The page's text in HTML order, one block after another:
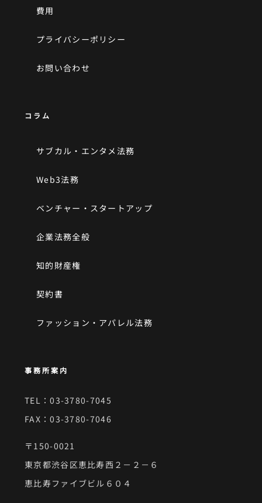
費用
プライバシーポリシー
お問い合わせ
コラム
サブカル・エンタメ法務
Web3法務
ベンチャー・スタートアップ
企業法務全般
知的財産権
契約書
ファッション・アパレル法務
事務所案内
TEL：03-3780-7045
FAX：03-3780-7046
〒150-0021
東京都渋谷区恵比寿西２－２－６
恵比寿ファイブビル６０４